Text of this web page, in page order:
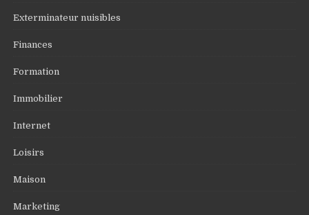
Exterminateur nuisibles
Finances
Formation
Immobilier
Internet
Loisirs
Maison
Marketing